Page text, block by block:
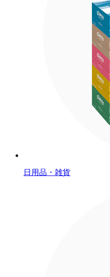
日用品・雑貨